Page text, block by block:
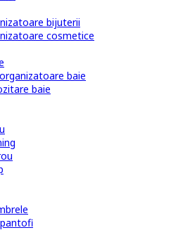
bijuterii
cosmetice
baie
baie